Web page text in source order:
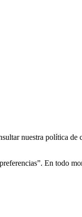
nuestra política de
En todo